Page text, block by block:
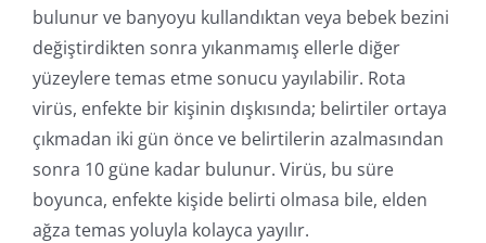
bulunur ve banyoyu kullandıktan veya bebek bezini
değiştirdikten sonra yıkanmamış ellerle diğer
yüzeylere temas etme sonucu yayılabilir. Rota
virüs, enfekte bir kişinin dışkısında; belirtiler ortaya
çıkmadan iki gün önce ve belirtilerin azalmasından
sonra 10 güne kadar bulunur. Virüs, bu süre
boyunca, enfekte kişide belirti olmasa bile, elden
ağza temas yoluyla kolayca yayılır.